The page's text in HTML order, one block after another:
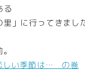
る
里」に行ってきまし
しい季節は… の巻